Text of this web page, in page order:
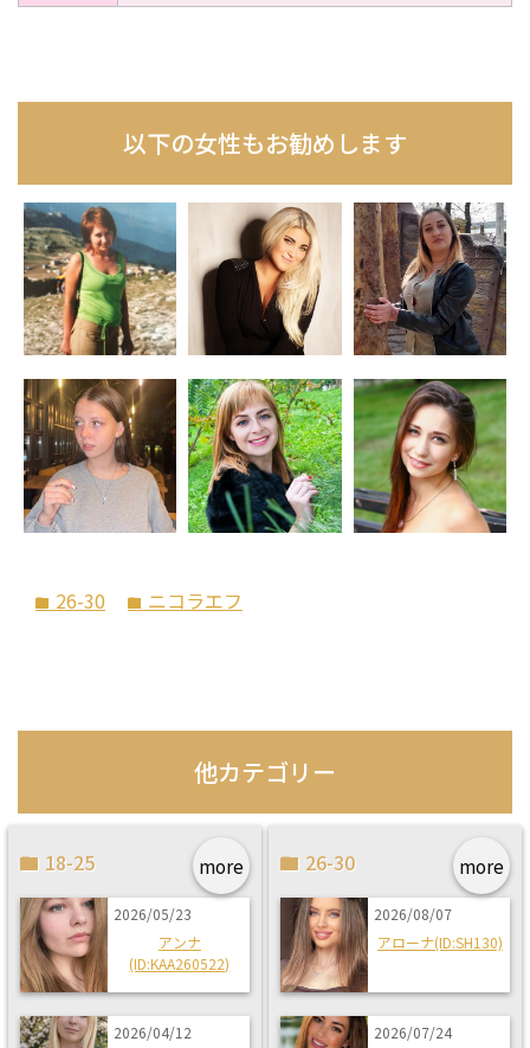
以下の女性もお勧めします
folder 26-30 folder ニコラエフ
他カテゴリー
more
18-25
2026/05/23
アンナ
(ID:KAA260522)
2026/04/12
more
26-30
2026/08/07
アローナ(ID:SH130)
2026/07/24